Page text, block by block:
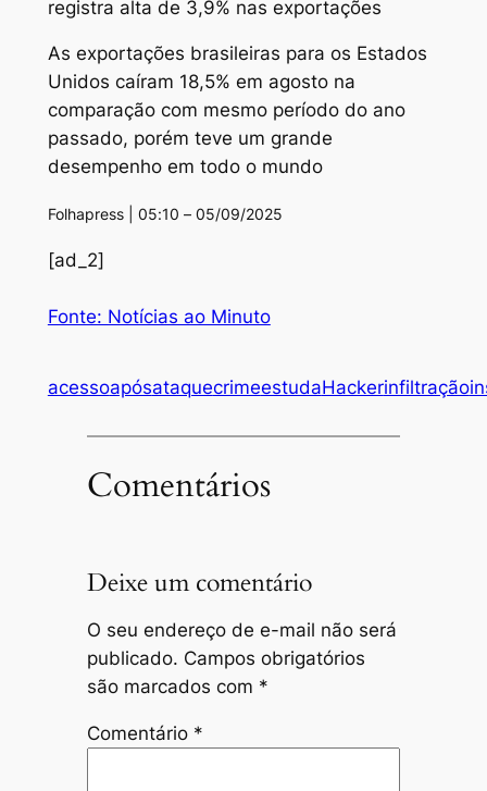
As exportações brasileiras para os Estados
Unidos caíram 18,5% em agosto na
comparação com mesmo período do ano
passado, porém teve um grande
desempenho em todo o mundo
Folhapress | 05:10 – 05/09/2025
[ad_2]
Fonte: Notícias ao Minuto
acessoapósataquecrimeestudaHackerinfiltração
Comentários
Deixe um comentário
O seu endereço de e-mail não será
publicado. Campos obrigatórios
são marcados com *
Comentário *